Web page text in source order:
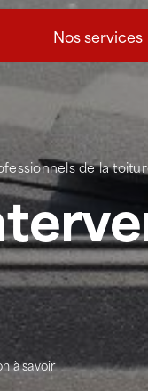
Nos services
de la
à savoir